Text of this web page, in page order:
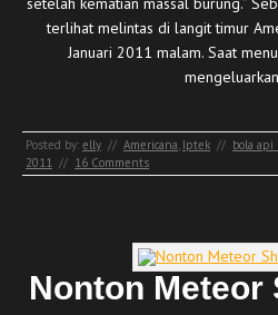
terlihat melintas di langit timur
Januari 2011 malam. Saat
Posted by: elly // Americana, Iptek // bola api
2011 // 16 Comments
Nonton Meteor